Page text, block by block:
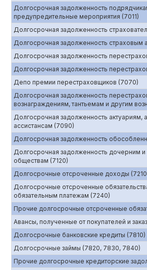
Долгосрочная задолженность
предупредительные мероприятия (7011)
Долгосрочная задолженность
Долгосрочная задолженность страховым
Долгосрочная задолженность
Долгосрочная задолженность
Депо премии перестраховщиков (7070)
Долгосрочная задолженность
вознаграждениям, тантьемам и другим
Долгосрочная задолженность
ассистансам (7090)
Долгосрочная задолженность
Долгосрочная задолженность дочерним
обществам (7120)
Долгосрочные отсроченные доходы
Долгосрочные отсроченные
обязательным платежам (7240)
Прочие долгосрочные отсроченные
Авансы, полученные от покупателей и
Долгосрочные банковские кредиты (7810)
Долгосрочные займы (7820, 7830, 7840)
Прочие долгосрочные кредиторские